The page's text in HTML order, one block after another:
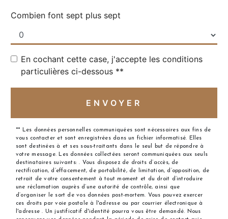
Combien font sept plus sept
En cochant cette case, j'accepte les conditions
particulières ci-dessous **
ENVOYER
** Les données personnelles communiquées sont nécessaires aux fins de
vous contacter et sont enregistrées dans un fichier informatisé. Elles
sont destinées à et ses sous-traitants dans le seul but de répondre à
votre message. Les données collectées seront communiquées aux seuls
destinataires suivants: . Vous disposez de droits d’accès, de
rectification, d’effacement, de portabilité, de limitation, d’opposition, de
retrait de votre consentement à tout moment et du droit d’introduire
une réclamation auprès d’une autorité de contrôle, ainsi que
d’organiser le sort de vos données post-mortem. Vous pouvez exercer
ces droits par voie postale à l'adresse ou par courrier électronique à
l'adresse . Un justificatif d'identité pourra vous être demandé. Nous